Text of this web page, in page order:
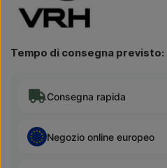
Tempo di consegna previsto:
Consegna rapida
Negozio online europeo